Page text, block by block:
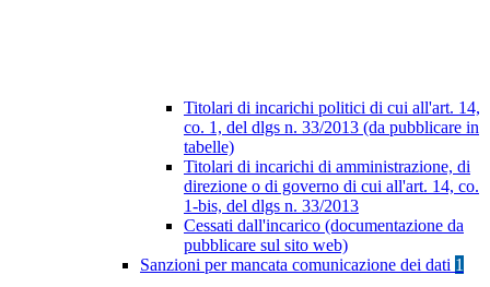
Titolari di incarichi politici di cui all'art. 14,
co. 1, del dlgs n. 33/2013 (da pubblicare in
tabelle)
Titolari di incarichi di amministrazione, di
direzione o di governo di cui all'art. 14, co.
1-bis, del dlgs n. 33/2013
Cessati dall'incarico (documentazione da
pubblicare sul sito web)
Sanzioni per mancata comunicazione dei dati 1